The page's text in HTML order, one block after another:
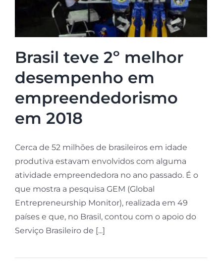
Brasil teve 2º melhor
desempenho em
empreendedorismo
em 2018
Cerca de 52 milhões de brasileiros em idade
produtiva estavam envolvidos com alguma
atividade empreendedora no ano passado. É o
que mostra a pesquisa GEM (Global
Entrepreneurship Monitor), realizada em 49
países e que, no Brasil, contou com o apoio do
Serviço Brasileiro de [...]